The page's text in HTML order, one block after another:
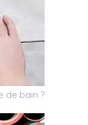
de bain ?